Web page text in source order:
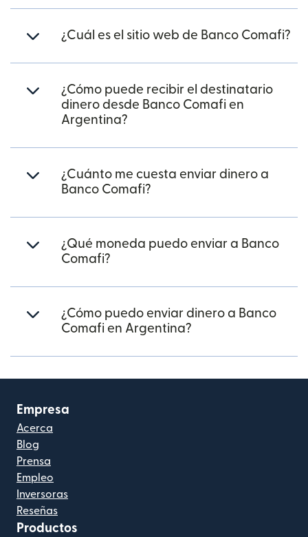
¿Cuál es el sitio web de Banco Comafi?
¿Cómo puede recibir el destinatario
dinero desde Banco Comafi en
Argentina?
¿Cuánto me cuesta enviar dinero a
Banco Comafi?
¿Qué moneda puedo enviar a Banco
Comafi?
¿Cómo puedo enviar dinero a Banco
Comafi en Argentina?
Empresa
Acerca
Blog
Prensa
Empleo
Inversoras
Reseñas
Productos